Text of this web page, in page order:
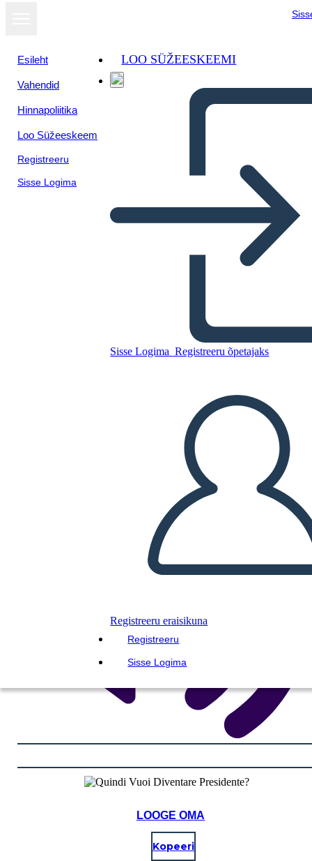
Esileht
Vahendid
Hinnapoliitika
Loo Süžeeskeem
Registreeru
Sisse Logima
LOO SÜŽEESKEEMI
Sisse Logima Registreeru õpetajaks
Registreeru eraisikuna
Registreeru
Sisse Logima
Presidente?
LUUA STORYBOARD
ESITA SLAIDIESITLUST
LOE MULLE
LOOGE OMA
Kopeeri